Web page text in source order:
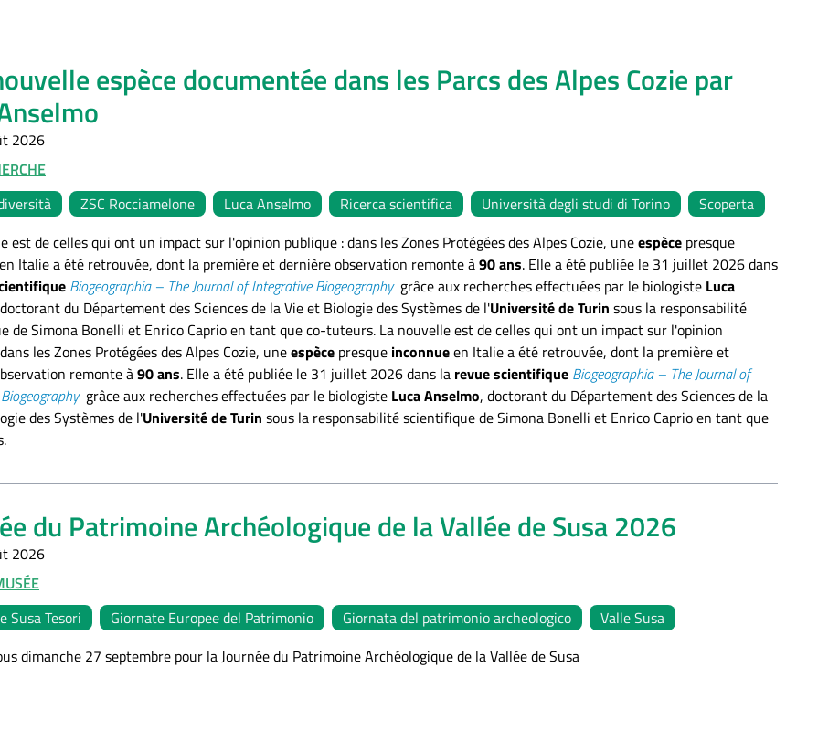
espèce documentée dans les Parcs des Alpes Cozie par
2026
ZSC Rocciamelone Luca Anselmo Ricerca scientifica Università degli studi di Torino
Scoperta
est de celles qui ont un impact sur l'opinion publique : dans les Zones Protégées des Alpes Cozie, uneespèce presque
en Italie a été retrouvée, dont la première et dernière observation remonte à90 ans. Elle a été publiée le 31 juillet 2026 dans
Biogeographia – The Journal of Integrative Biogeography grâce aux recherches effectuées par le biologiste Luca
du Département des Sciences de la Vie et Biologie des Systèmes de l'Université de Turin sous la responsabilité
de Simona Bonelli et Enrico Caprio en tant que co-tuteurs. La nouvelle est de celles qui ont un impact sur l'opinion
les Zones Protégées des Alpes Cozie, uneespèce presque inconnueen Italie a été retrouvée, dont la première et
remonte à90 ans. Elle a été publiée le 31 juillet 2026 dans la revue scientifique Biogeographia – The Journal of
grâce aux recherches effectuées par le biologiste Luca Anselmo, doctorant du Département des Sciences de la
des Systèmes de l'Université de Turin sous la responsabilité scientifique de Simona Bonelli et Enrico Caprio en tant que
du Patrimoine Archéologique de la Vallée de Susa 2026
2026
Susa Tesori
Giornate Europee del Patrimonio Giornata del patrimonio archeologico
Valle Susa
dimanche 27 septembre pour la Journée du Patrimoine Archéologique de la Vallée de Susa